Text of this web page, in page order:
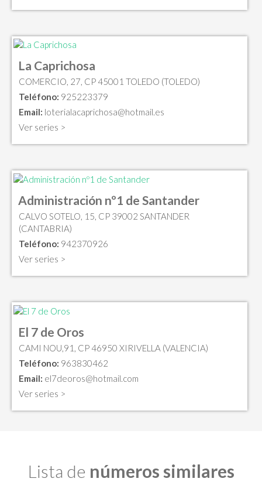
La Caprichosa
COMERCIO, 27, CP 45001 TOLEDO (TOLEDO)
Teléfono: 925223379
Email: loterialacaprichosa@hotmail.es
Ver series >
Administración nº1 de Santander
CALVO SOTELO, 15, CP 39002 SANTANDER
(CANTABRIA)
Teléfono: 942370926
Ver series >
El 7 de Oros
CAMI NOU,91, CP 46950 XIRIVELLA (VALENCIA)
Teléfono: 963830462
Email: el7deoros@hotmail.com
Ver series >
Lista de números similares